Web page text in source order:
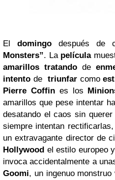
El domingo después de
Monsters”. La película
amarillos tratandode
intento de triunfar como
Pierre Coffines los
amarillos que pese intentar
desatando el caos sin
siempre intentan rectificarlas,
un extravagante director de
Hollywood el estilo europeo
invoca accidentalmente a
Goomi, un ingenuo